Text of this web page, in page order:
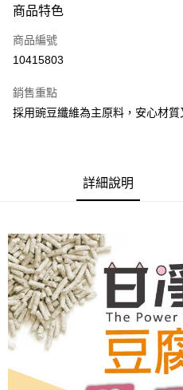
信用卡一次付款
LINE Pay
悠遊付
【關於「AFTEE先享後付」】
AFTEE先享後付是「在收到商品之後
２．便利：只要手機號碼，簡訊認證，
３．安心：先確認商品／服務後，再付
【「AFTEE先享後付」結帳流程】
１．於結帳方式選擇「AFTEE先享後
結帳頁面，進行簡訊認證並確認金額後
２．訂單成立數日內，您將收到繳費
３．收到繳費通知簡訊後14天內，點
ATM／網路銀行／等多元方式進行付
※ 請注意：結帳手續完成當下不需立
購買商品的店家。未經商家同意取消
宅配
每筆NT$110，滿NT$1,500(含以
單品免運費
免運費
外島配送（黑貓宅急便－澎湖、金
每筆NT$360
商品特色
商品編號
10415803
銷售重點
採用豌豆纖維為主原料，安心材質
詳細說明